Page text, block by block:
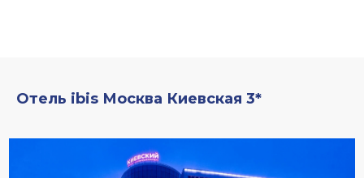
Отель ibis Москва Киевская 3*